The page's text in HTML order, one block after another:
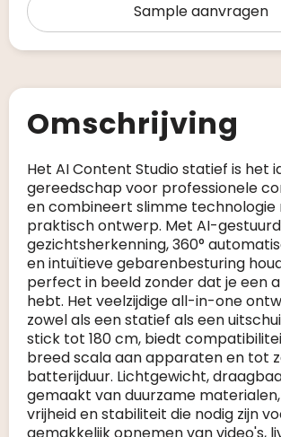
Sample aanvragen
Omschrijving
Het AI Content Studio statief is het
gereedschap voor professionele
en combineert slimme technologie
praktisch ontwerp. Met AI-
gezichtsherkenning, 360°
en intuïtieve gebarenbesturing
perfect in beeld zonder dat je een
hebt. Het veelzijdige all-in-one
zowel als een statief als een
stick tot 180 cm, biedt
breed scala aan apparaten en tot
batterijduur. Lichtgewicht,
gemaakt van duurzame
vrijheid en stabiliteit die nodig zijn